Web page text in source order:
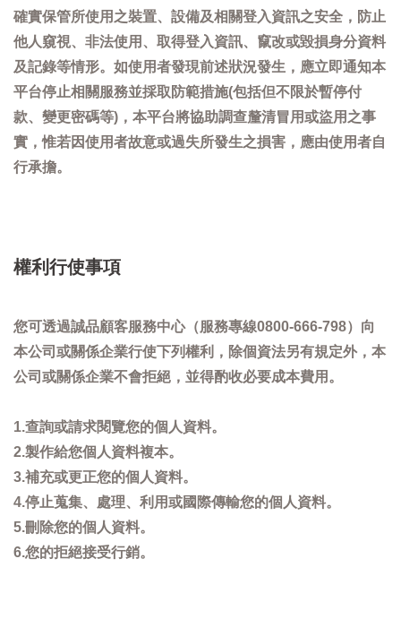
確實保管所使用之裝置、設備及相關登入資訊之安全，防止
他人窺視、非法使用、取得登入資訊、竄改或毀損身分資料
及記錄等情形。如使用者發現前述狀況發生，應立即通知本
平台停止相關服務並採取防範措施(包括但不限於暫停付
款、變更密碼等)，本平台將協助調查釐清冒用或盜用之事
實，惟若因使用者故意或過失所發生之損害，應由使用者自
行承擔。
權利行使事項
您可透過誠品顧客服務中心（服務專線0800-666-798）向
本公司或關係企業行使下列權利，除個資法另有規定外，本
公司或關係企業不會拒絕，並得酌收必要成本費用。
1.查詢或請求閱覽您的個人資料。
2.製作給您個人資料複本。
3.補充或更正您的個人資料。
4.停止蒐集、處理、利用或國際傳輸您的個人資料。
5.刪除您的個人資料。
6.您的拒絕接受行銷。